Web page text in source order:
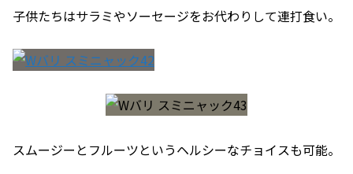
子供たちはサラミやソーセージをお代わりして連打食い。
スムージーとフルーツというヘルシーなチョイスも可能。